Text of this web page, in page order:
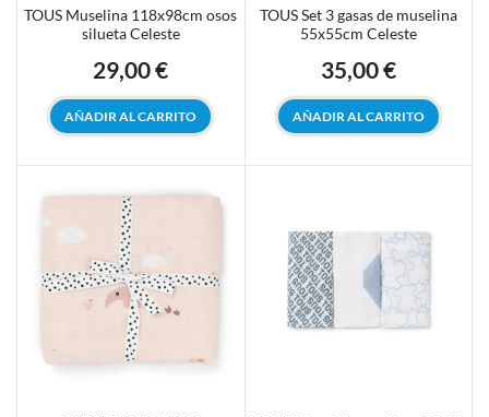
TOUS Muselina 118x98cm osos
silueta Celeste
Precio
29,00 €
AÑADIR AL CARRITO
TOUS Set 3 gasas de muselina
55x55cm Celeste
Precio
35,00 €
AÑADIR AL CARRITO